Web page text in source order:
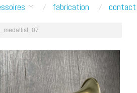
fabrication contact